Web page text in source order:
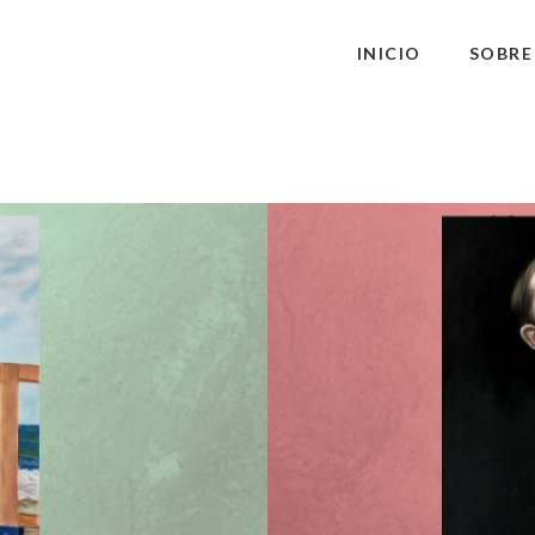
INICIO